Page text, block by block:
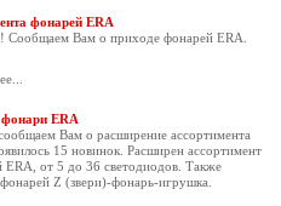
фонарей ERA
Сообщаем Вам о приходе фонарей ERA.
ERA
Вам о расширение ассортимента
15 новинок. Расширен ассортимент
ERA, от 5 до 36 светодиодов. Также
Z (звери)-фонарь-игрушка.